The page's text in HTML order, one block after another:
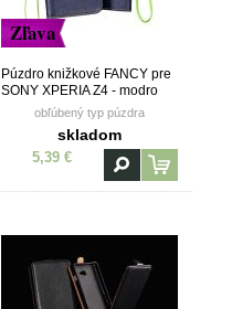
Zľava
Púzdro knižkové FANCY pre
SONY XPERIA Z4 - modro
obľúbený typ púzdra
skladom
5,39 €